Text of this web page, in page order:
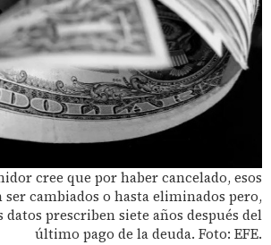
cree que por haber cancelado, esos
ser cambiados o hasta eliminados pero,
datos prescriben siete años después del
último pago de la deuda. Foto: EFE.